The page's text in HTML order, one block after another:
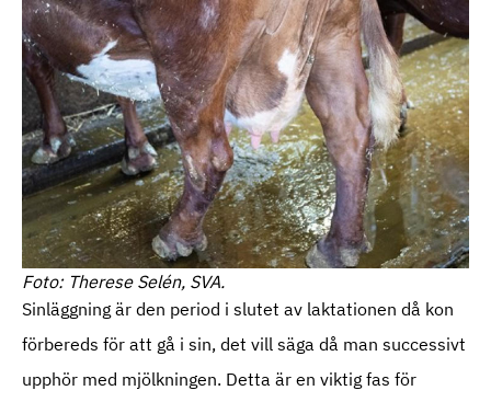
Foto: Therese Selén, SVA.
Sinläggning är den period i slutet av laktationen då kon
förbereds för att gå i sin, det vill säga då man successivt
upphör med mjölkningen. Detta är en viktig fas för